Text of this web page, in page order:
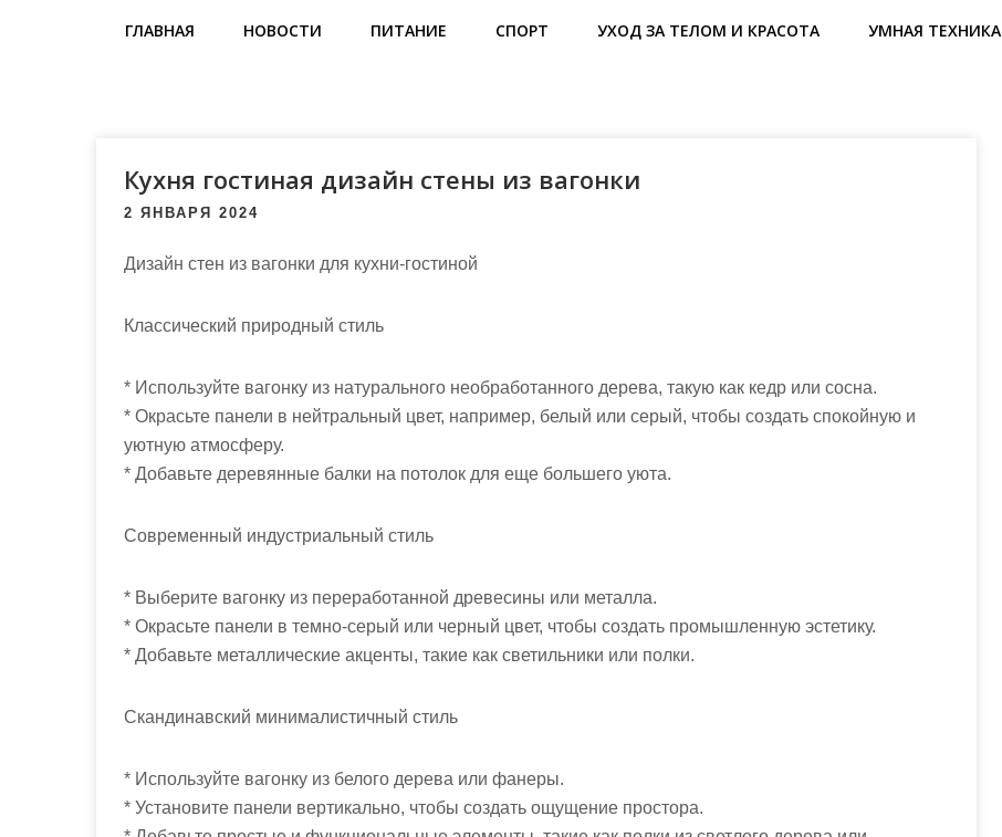
ГЛАВНАЯ НОВОСТИ ПИТАНИЕ СПОРТ УХОД ЗА ТЕЛОМ И КРАСОТА УМНАЯ ТЕХНИКА
Кухня гостиная дизайн стены из вагонки
2 ЯНВАРЯ 2024
Дизайн стен из вагонки для кухни-гостиной
Классический природный стиль
* Используйте вагонку из натурального необработанного дерева, такую как кедр или сосна.
* Окрасьте панели в нейтральный цвет, например, белый или серый, чтобы создать спокойную и
уютную атмосферу.
* Добавьте деревянные балки на потолок для еще большего уюта.
Современный индустриальный стиль
* Выберите вагонку из переработанной древесины или металла.
* Окрасьте панели в темно-серый или черный цвет, чтобы создать промышленную эстетику.
* Добавьте металлические акценты, такие как светильники или полки.
Скандинавский минималистичный стиль
* Используйте вагонку из белого дерева или фанеры.
* Установите панели вертикально, чтобы создать ощущение простора.